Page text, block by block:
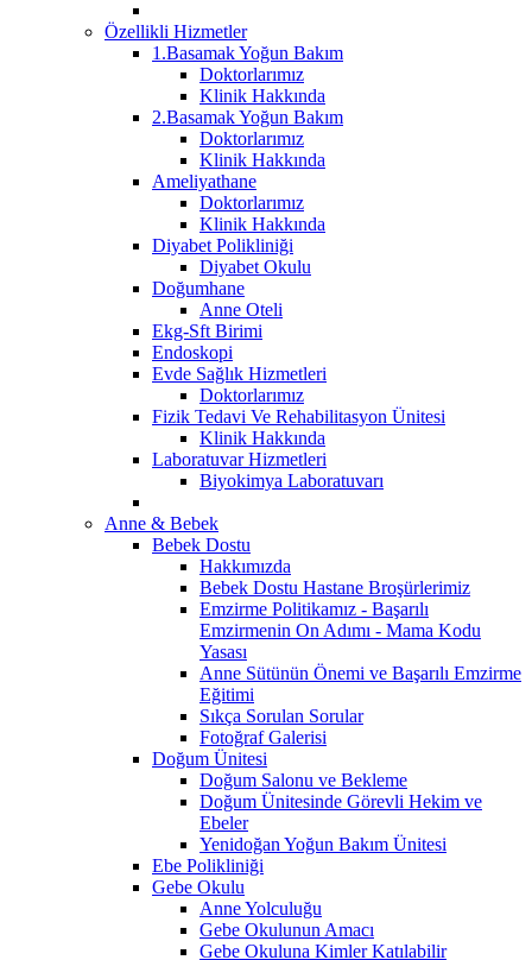
Özellikli Hizmetler
1.Basamak Yoğun Bakım
Doktorlarımız
Klinik Hakkında
2.Basamak Yoğun Bakım
Doktorlarımız
Klinik Hakkında
Ameliyathane
Doktorlarımız
Klinik Hakkında
Diyabet Polikliniği
Diyabet Okulu
Doğumhane
Anne Oteli
Ekg-Sft Birimi
Endoskopi
Evde Sağlık Hizmetleri
Doktorlarımız
Fizik Tedavi Ve Rehabilitasyon Ünitesi
Klinik Hakkında
Laboratuvar Hizmetleri
Biyokimya Laboratuvarı
Anne & Bebek
Bebek Dostu
Hakkımızda
Bebek Dostu Hastane Broşürlerimiz
Emzirme Politikamız - Başarılı
Emzirmenin On Adımı - Mama Kodu
Yasası
Anne Sütünün Önemi ve Başarılı Emzirme
Eğitimi
Sıkça Sorulan Sorular
Fotoğraf Galerisi
Doğum Ünitesi
Doğum Salonu ve Bekleme
Doğum Ünitesinde Görevli Hekim ve
Ebeler
Yenidoğan Yoğun Bakım Ünitesi
Ebe Polikliniği
Gebe Okulu
Anne Yolculuğu
Gebe Okulunun Amacı
Gebe Okuluna Kimler Katılabilir